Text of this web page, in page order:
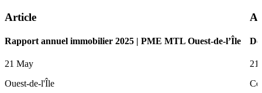
Article
Rapport annuel immobilier 2025 | PME MTL Ouest-de-l’Île
21 May
Ouest-de-l'Île
21